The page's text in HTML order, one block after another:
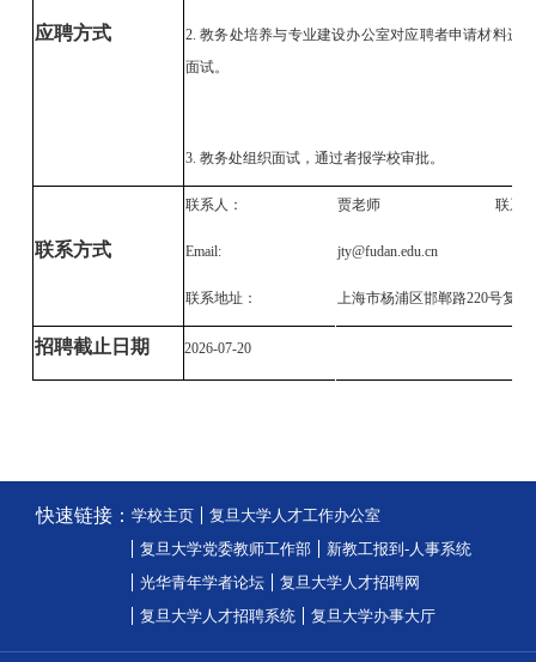
应聘方式
2. 教务处培养与专业建设办公室对应聘者申请材料进
面试。
3. 教务处组织面试，通过者报学校审批。
联系方式
联系人： 贾老师 联系
Email: jty@fudan.edu.cn
联系地址： 上海市杨浦区邯郸路220号复
招聘截止日期 2026-07-20
快速链接： 学校主页
复旦大学人才工作办公室
复旦大学党委教师工作部
新教工报到-人事系统
光华青年学者论坛
复旦大学人才招聘网
复旦大学人才招聘系统
复旦大学办事大厅